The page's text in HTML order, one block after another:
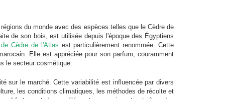
du monde avec des espèces telles que le Cèdre de
de son bois, est utilisée depuis l'époque des Égyptiens
Cèdre de l'Atlas est particulièrement renommée. Cette
Elle est appréciée pour son parfum, couramment
le secteur cosmétique.
sur le marché. Cette variabilité est influencée par divers
les conditions climatiques, les méthodes de récolte et